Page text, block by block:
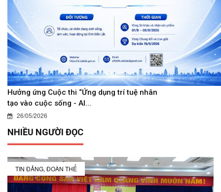
Hưởng ứng Cuộc thi “Ứng dụng trí tuệ nhân
tạo vào cuộc sống - AI...
26/05/2026
NHIỀU NGƯỜI ĐỌC
TIN ĐẢNG, ĐOÀN THỂ